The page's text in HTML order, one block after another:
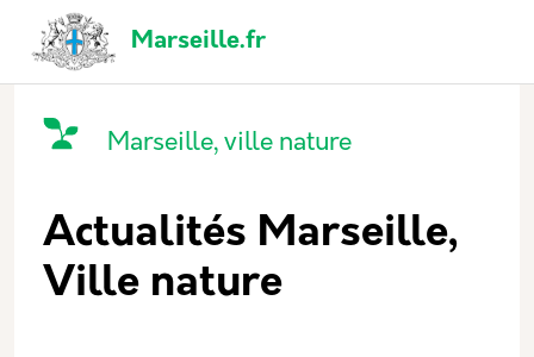
Marseille.fr
Navigation principale
Catégorie principale
IconeNom
Marseille, ville nature
Actualités Marseille,
Ville nature
Panneau de gestion des cookies